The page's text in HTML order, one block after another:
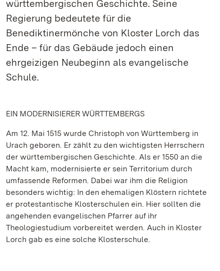
württembergischen Geschichte. Seine
Regierung bedeutete für die
Benediktinermönche von Kloster Lorch das
Ende – für das Gebäude jedoch einen
ehrgeizigen Neubeginn als evangelische
Schule.
EIN MODERNISIERER WÜRTTEMBERGS
Am 12. Mai 1515 wurde Christoph von Württemberg in
Urach geboren. Er zählt zu den wichtigsten Herrschern
der württembergischen Geschichte. Als er 1550 an die
Macht kam, modernisierte er sein Territorium durch
umfassende Reformen. Dabei war ihm die Religion
besonders wichtig: In den ehemaligen Klöstern richtete
er protestantische Klosterschulen ein. Hier sollten die
angehenden evangelischen Pfarrer auf ihr
Theologiestudium vorbereitet werden. Auch in Kloster
Lorch gab es eine solche Klosterschule.